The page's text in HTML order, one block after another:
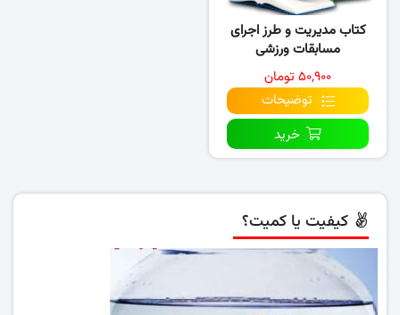
کتاب مدیریت و طرز اجرای
مسابقات ورزشی
۵۰,۹۰۰ تومان
توضیحات
خرید
کیفیت یا کمیت؟